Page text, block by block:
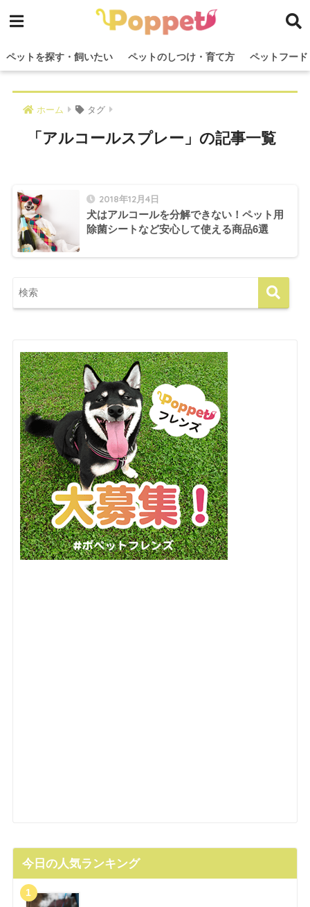
ペットを探す・飼いたい ペットのしつけ・育て方 ペットフー
ホーム タグ
「アルコールスプレー」の記事一覧
2018年12月4日
犬はアルコールを分解できない！ペット用
除菌シートなど安心して使える商品6選
今日の人気ランキング